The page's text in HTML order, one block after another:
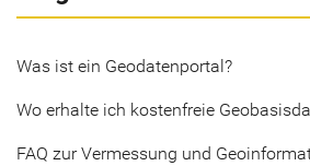
Was ist ein Geodatenportal?
Wo erhalte ich kostenfreie
FAQ zur Vermessung und